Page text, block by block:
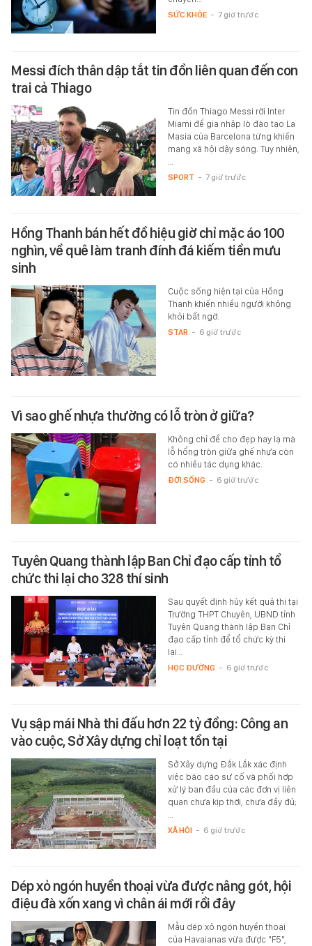
SỨC KHỎE - 7 giờ trước
Messi đích thân dập tắt tin đồn liên quan đến con
trai cả Thiago
Tin đồn Thiago Messi rời Inter
Miami để gia nhập lò đào tạo La
Masia của Barcelona từng khiến
mạng xã hội dậy sóng. Tuy nhiên,
…
SPORT - 7 giờ trước
Hồng Thanh bán hết đồ hiệu giờ chỉ mặc áo 100
nghìn, về quê làm tranh đính đá kiếm tiền mưu
sinh
Cuộc sống hiện tại của Hồng
Thanh khiến nhiều người không
khỏi bất ngờ.
STAR - 6 giờ trước
Vì sao ghế nhựa thường có lỗ tròn ở giữa?
Không chỉ để cho đẹp hay lạ mà
lỗ hổng tròn giữa ghế nhựa còn
có nhiều tác dụng khác.
ĐỜI SỐNG - 6 giờ trước
Tuyên Quang thành lập Ban Chỉ đạo cấp tỉnh tổ
chức thi lại cho 328 thí sinh
Sau quyết định hủy kết quả thi tại
Trường THPT Chuyên, UBND tỉnh
Tuyên Quang thành lập Ban Chỉ
đạo cấp tỉnh để tổ chức kỳ thi
lại…
HỌC ĐƯỜNG - 6 giờ trước
Vụ sập mái Nhà thi đấu hơn 22 tỷ đồng: Công an
vào cuộc, Sở Xây dựng chỉ loạt tồn tại
Sở Xây dựng Đắk Lắk xác định
việc báo cáo sự cố và phối hợp
xử lý ban đầu của các đơn vị liên
quan chưa kịp thời, chưa đầy đủ;
…
XÃ HỘI - 6 giờ trước
Dép xỏ ngón huyền thoại vừa được nâng gót, hội
điệu đà xốn xang vì chân ái mới rồi đây
Mẫu dép xỏ ngón huyền thoại
của Havaianas vừa được "F5",